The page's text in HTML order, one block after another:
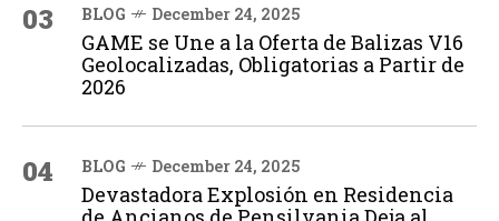
03 BLOG December 24, 2025
GAME se Une a la Oferta de Balizas V16
Geolocalizadas, Obligatorias a Partir de
2026
04 BLOG December 24, 2025
Devastadora Explosión en Residencia